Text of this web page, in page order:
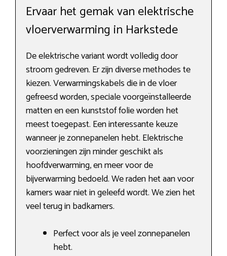
Ervaar het gemak van elektrische
vloerverwarming in Harkstede
De elektrische variant wordt volledig door
stroom gedreven. Er zijn diverse methodes te
kiezen. Verwarmingskabels die in de vloer
gefreesd worden, speciale voorgeïnstalleerde
matten en een kunststof folie worden het
meest toegepast. Een interessante keuze
wanneer je zonnepanelen hebt. Elektrische
voorzieningen zijn minder geschikt als
hoofdverwarming, en meer voor de
bijverwarming bedoeld. We raden het aan voor
kamers waar niet in geleefd wordt. We zien het
veel terug in badkamers.
Perfect voor als je veel zonnepanelen
hebt.